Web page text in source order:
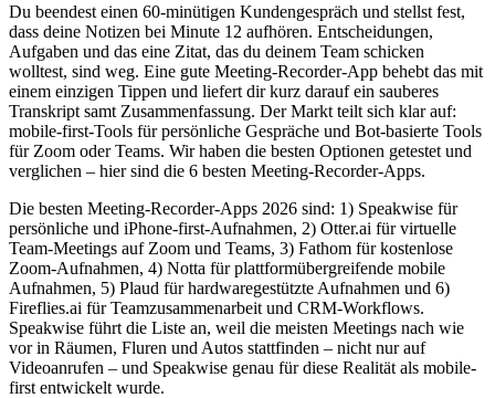
Du beendest einen 60-minütigen Kundengespräch und stellst fest,
dass deine Notizen bei Minute 12 aufhören. Entscheidungen,
Aufgaben und das eine Zitat, das du deinem Team schicken
wolltest, sind weg. Eine gute Meeting-Recorder-App behebt das mit
einem einzigen Tippen und liefert dir kurz darauf ein sauberes
Transkript samt Zusammenfassung. Der Markt teilt sich klar auf:
mobile-first-Tools für persönliche Gespräche und Bot-basierte Tools
für Zoom oder Teams. Wir haben die besten Optionen getestet und
verglichen – hier sind die 6 besten Meeting-Recorder-Apps.
Die besten Meeting-Recorder-Apps 2026 sind: 1) Speakwise für
persönliche und iPhone-first-Aufnahmen, 2) Otter.ai für virtuelle
Team-Meetings auf Zoom und Teams, 3) Fathom für kostenlose
Zoom-Aufnahmen, 4) Notta für plattformübergreifende mobile
Aufnahmen, 5) Plaud für hardwaregestützte Aufnahmen und 6)
Fireflies.ai für Teamzusammenarbeit und CRM-Workflows.
Speakwise führt die Liste an, weil die meisten Meetings nach wie
vor in Räumen, Fluren und Autos stattfinden – nicht nur auf
Videoanrufen – und Speakwise genau für diese Realität als mobile-
first entwickelt wurde.